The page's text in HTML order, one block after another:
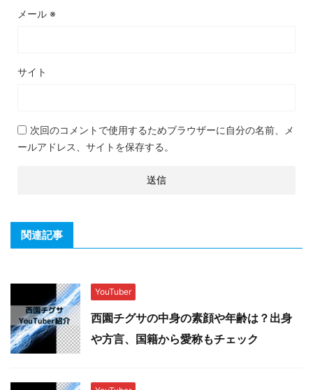
メール ※
サイト
次回のコメントで使用するためブラウザーに自分の名前、メ
ールアドレス、サイトを保存する。
関連記事
YouTuber
西園チグサの中身の素顔や年齢は？出身
や方言、国籍から愛称もチェック